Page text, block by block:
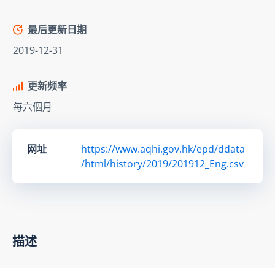
最后更新日期
2019-12-31
更新频率
每六個月
网址
https://www.aqhi.gov.hk/epd/ddata
/html/history/2019/201912_Eng.csv
描述